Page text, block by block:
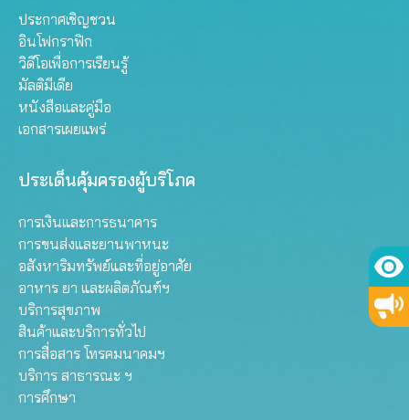
ประกาศเชิญชวน
อินโฟกราฟิก
วิดีโอเพื่อการเรียนรู้
มัลติมีเดีย
หนังสือและคู่มือ
เอกสารเผยแพร่
ประเด็นคุ้มครองผู้บริโภค
การเงินและการธนาคาร
การขนส่งและยานพาหนะ
อสังหาริมทรัพย์และที่อยู่อาศัย
อาหาร ยา และผลิตภัณฑ์ฯ
บริการสุขภาพ
สินค้าและบริการทั่วไป
การสื่อสาร โทรคมนาคมฯ
บริการ สาธารณะ ฯ
การศึกษา